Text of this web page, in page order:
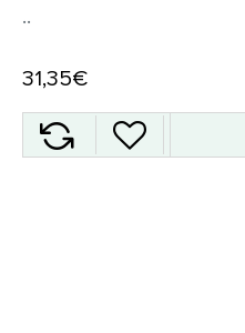
..
31,35€